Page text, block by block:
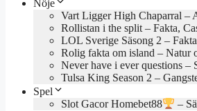
Nöje
Vart Ligger High Chaparral –
Rollistan i the split – Fakta,
LOL Sverige Säsong 2 –
Rolig fakta om island – Natur
Never have i ever questions –
Tulsa King Season 2 –
Spel
Slot Gacor Homebet88
–